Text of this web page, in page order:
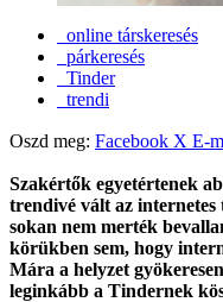
online társkeresés
párkeresés
Tinder
trendi
Oszd meg: Facebook X E-
Szakértők egyetértenek
trendivé vált az internetes
sokan nem merték
körükben sem, hogy
Mára a helyzet
leginkább a Tindernek